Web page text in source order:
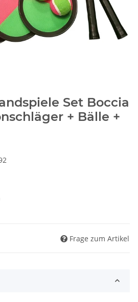
Set Boccia
+ Bälle +
Frage zum Artikel